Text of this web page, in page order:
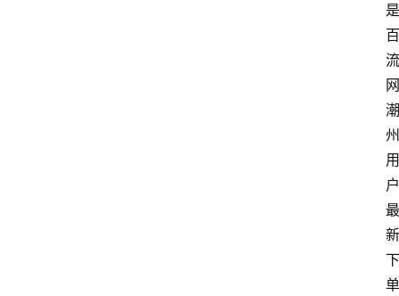
是
百
流
网
潮
州
用
户
最
新
下
单